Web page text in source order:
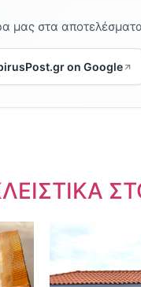
μας στα
on Google